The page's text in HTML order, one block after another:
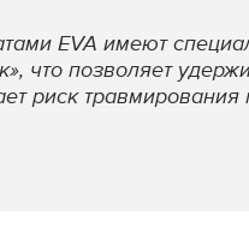
EVA имеют
что позволяет
риск травмирования